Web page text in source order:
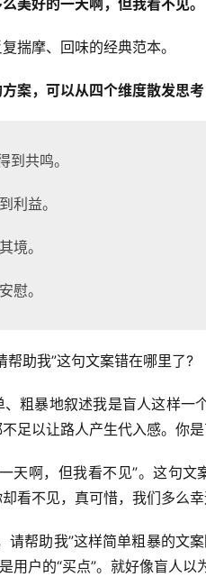
美好的一天啊，但我看不见。
揣摩、回味的经典范本。
案，可以从四个维度散发思考
共鸣。
利益。
境。
慰。
帮助我”这句文案错在哪里了?
粗暴地叙述我是盲人这样
足以让路人产生代入感。你
天啊，但我看不见”。这句
看不见，真可惜，我们多么
请帮助我”这样简单粗暴的文
用户的“买点”。就好像盲人